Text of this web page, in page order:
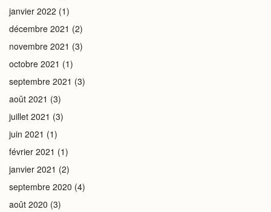
janvier 2022 (1)
décembre 2021 (2)
novembre 2021 (3)
octobre 2021 (1)
septembre 2021 (3)
août 2021 (3)
juillet 2021 (3)
juin 2021 (1)
février 2021 (1)
janvier 2021 (2)
septembre 2020 (4)
août 2020 (3)